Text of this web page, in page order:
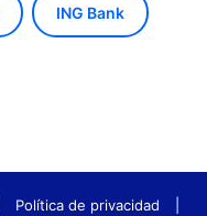
ING Bank
Política de privacidad